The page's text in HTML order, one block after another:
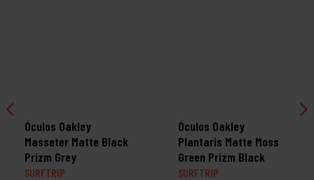
Óculos Oakley
Masseter Matte Black
Prizm Grey
SURFTRIP
Óculos Oakley
Plantaris Matte Moss
Green Prizm Black
SURFTRIP